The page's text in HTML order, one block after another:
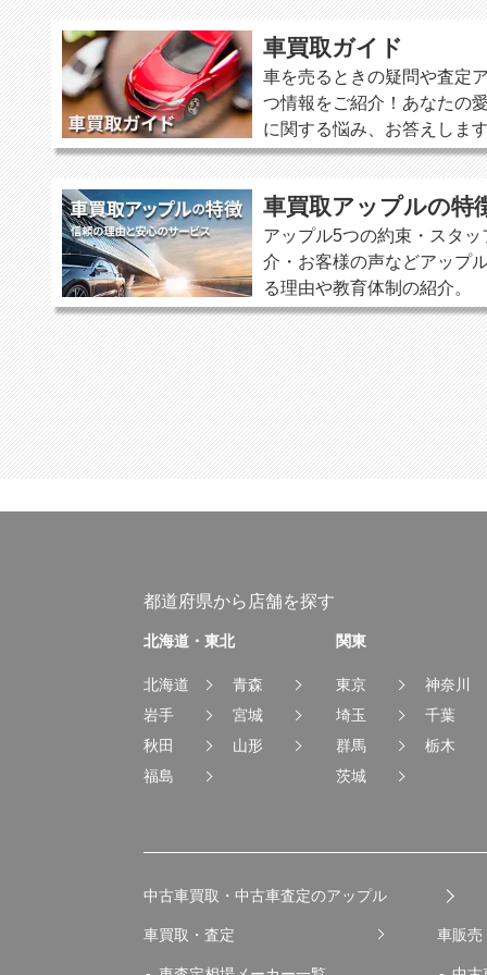
車買取ガイド
車を売るときの疑問や査定
つ情報をご紹介！あなたの
に関する悩み、お答えしま
車買取アップルの特
アップル5つの約束・スタ
介・お客様の声などアップ
る理由や教育体制の紹介。
都道府県から店舗を探す
北海道・東北
北海道
青森
岩手
宮城
秋田
山形
福島
関東
東京
神奈川
埼玉
千葉
群馬
栃木
茨城
中古車買取・中古車査定のアップル
車買取・査定 車販売